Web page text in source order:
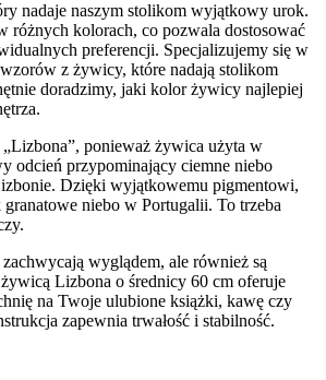
nadaje naszym stolikom wyjątkowy urok.
różnych kolorach, co pozwala dostosować
preferencji. Specjalizujemy się w
z żywicy, które nadają stolikom
doradzimy, jaki kolor żywicy najlepiej
ponieważ żywica użyta w
odcień przypominający ciemne niebo
Dzięki wyjątkowemu pigmentowi,
niebo w Portugalii. To trzeba
wyglądem, ale również są
Lizbona o średnicy 60 cm oferuje
na Twoje ulubione książki, kawę czy
zapewnia trwałość i stabilność.